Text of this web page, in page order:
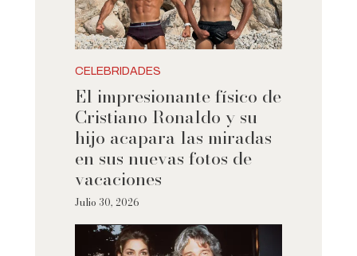
CELEBRIDADES
El impresionante físico de
Cristiano Ronaldo y su
hijo acapara las miradas
en sus nuevas fotos de
vacaciones
Julio 30, 2026